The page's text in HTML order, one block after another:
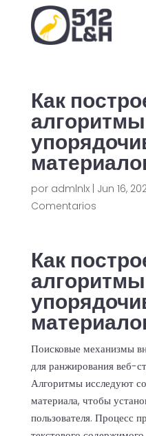
Как
алгоритмы
por admlnlx| Jun 16,
Comentarios
Как
алгоритмы
Поисковые механизмы
для ранжирования веб-
Алгоритмы исследуют
материала, чтобы
пользователя. Процесс